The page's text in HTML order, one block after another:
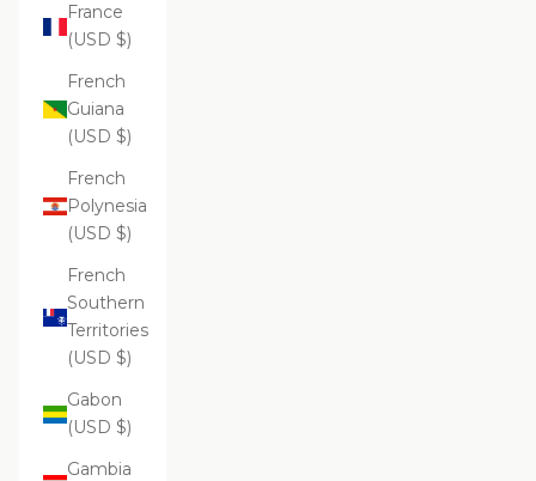
France
(USD $)
French
Guiana
(USD $)
French
Polynesia
(USD $)
French
Southern
Territories
(USD $)
Gabon
(USD $)
Gambia